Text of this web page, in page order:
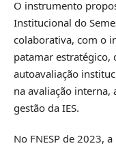
O instrumento
Institucional do
colaborativa, com o
patamar
autoavaliação
na avaliação
gestão da IES.
No FNESP de 2023,